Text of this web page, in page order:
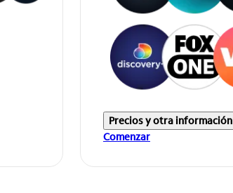
Precios y otra información
Comenzar